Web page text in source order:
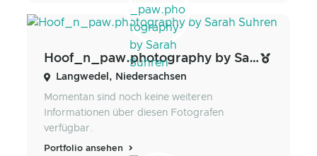
Hoof_n_paw.photography by Sarah Suhren
Langwedel, Niedersachsen
Momentan sind noch keine weiteren
Informationen über diesen Fotografen
verfügbar.
Portfolio ansehen